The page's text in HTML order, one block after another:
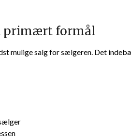
primært formål
mulige salg for sælgeren. Det